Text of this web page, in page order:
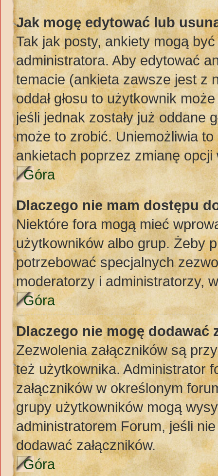
Jak mogę edytować lub
Tak jak posty, ankiety mogą
administratora. Aby edytować
temacie (ankieta zawsze jest z
oddał głosu to użytkownik
jeśli jednak zostały już oddane
może to zrobić. Uniemożliwia
ankietach poprzez zmianę opcji
Góra
Dlaczego nie mam dostępu
Niektóre fora mogą mieć
użytkowników albo grup. Żeby
potrzebować specjalnych
moderatorzy i administratorzy,
Góra
Dlaczego nie mogę dodawać
Zezwolenia załączników są
też użytkownika. Administrator
załączników w określonym
grupy użytkowników mogą
administratorem Forum, jeśli
dodawać załączników.
Góra